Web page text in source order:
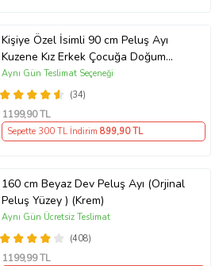
Kişiye Özel İsimli 90 cm Peluş Ayı
Kuzene Kız Erkek Çocuğa Doğum
Günü & Özel Gün Hediyesi Sevgiliye
Hediye (Pembe)
(34)
Aynı Gün Teslimat Seçeneği
1199,90 TL
Sepette 300 TL İndirim 899,90 TL
160 cm Beyaz Dev Peluş Ayı (Orjinal
Peluş Yüzey ) (Krem)
(408)
Aynı Gün Ücretsiz Teslimat
1199,99 TL